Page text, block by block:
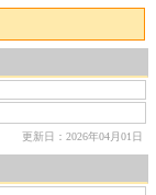
更新日：2026年04月01日